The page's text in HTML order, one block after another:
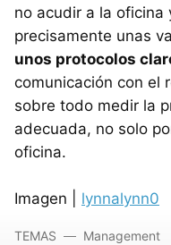
no acudir a la oficina
precisamente unas
unos protocolos
comunicación con el
sobre todo medir la
adecuada, no solo
oficina.
Imagen | lynnalynn0
TEMAS Management